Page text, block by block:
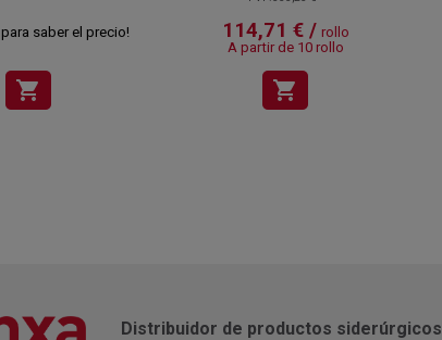
para saber el precio!
shopping_cart
114,71 € / rollo
A partir de 10 rollo
shopping_cart
Distribuidor de productos siderúrgicos